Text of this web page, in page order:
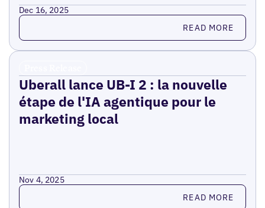
Dec 16, 2025
Read more READ MORE
Uberall lance UB-I 2 : la nouvelle
étape de l'IA agentique pour le
marketing local
Nov 4, 2025
Read more READ MORE